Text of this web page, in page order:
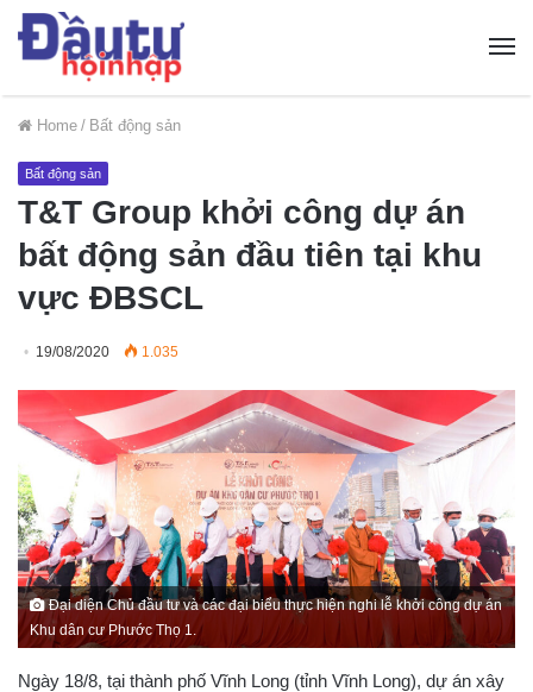
Home / Bất động sản
Bất động sản
T&T Group khởi công dự án
bất động sản đầu tiên tại khu
vực ĐBSCL
19/08/2020 1.035
Đại diện Chủ đầu tư và các đại biểu thực hiện nghi lễ khởi công dự án
Khu dân cư Phước Thọ 1.
Ngày 18/8, tại thành phố Vĩnh Long (tỉnh Vĩnh Long), dự án xây